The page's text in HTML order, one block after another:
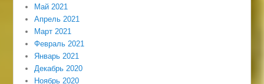
Май 2021
Апрель 2021
Март 2021
Февраль 2021
Январь 2021
Декабрь 2020
Ноябрь 2020